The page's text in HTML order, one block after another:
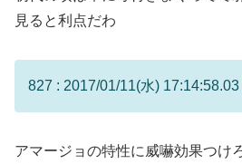
見ると利点だわ
827 : 2017/01/11(水)
アマージョの特性に威嚇効果つけ